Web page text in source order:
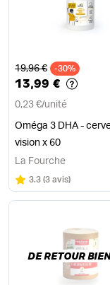
Ancien prix
19,96 € -30%
13,99 €
0,23 €/unité
Oméga 3 DHA -
vision x 60
La Fourche
Note
3.3 sur 5
(3 avis)
DE RETOUR